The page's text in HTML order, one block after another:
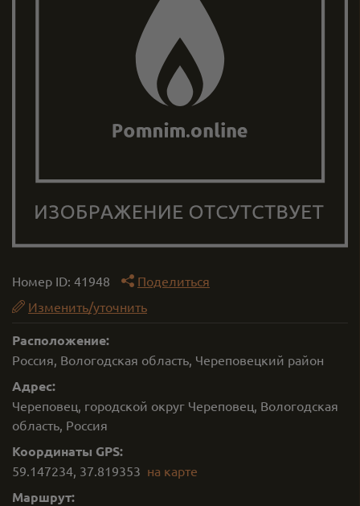
Номер ID: 41948
Поделиться
Изменить/уточнить
Расположение:
Россия, Вологодская область, Череповецкий район
Адрес:
Череповец, городской округ Череповец, Вологодская
область, Россия
Координаты GPS:
59.147234, 37.819353 на карте
Маршрут: